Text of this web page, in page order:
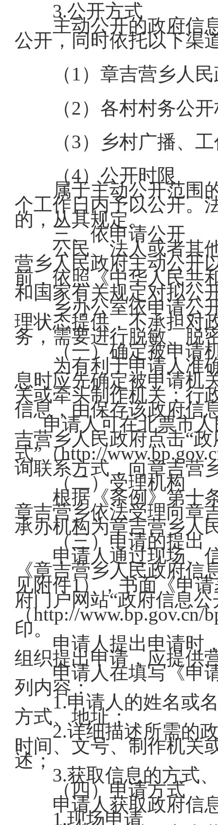
3.公开方式
主动公开的政府信息
公开，同时依托以下渠
（1）章吉营乡人
（2）各村村务公
（3）乡村广播
（4）公开时限
属于主动公开范围的
个工作日内予以公开。
的，从其规定。
三、依申请公开
公民、法人或者其他
营乡人民政府主动公开
前，依照《中华人民共
和国家有关规定对拟公
乡办公室依申请公开
理状态提供，不承担对
务，需要进行脱敏、脱
（一）确定被申请
为有利于申请人准确
息时应先确定被申请机
关或牵头制作机关；行
信息，由保存该政府信
申请人可在北票市人
吉营乡人民政府点击“
式”（http://
询联系方式，向章吉营
（二）受理机构
根据《条例》第十条
章吉营乡依法受理向章
承办机构为章吉营乡人
（三）申请的提出
申请人通过现场、信
《章吉营乡人民政府
见附件1），书面《申
府门户网站“政府信息
（http://www.bp.gov.cn/
印。
申请人提出申请时，
组织提出申请，应提供
申请人在填写《申请
列内容：
1.申请人的姓名或名
方式、地址；
2.详细描述所需的政
时间、文号、制作机关
述；
3.获取信息的方式
（四）申请方式
申请人获取政府信息
1.现场申请